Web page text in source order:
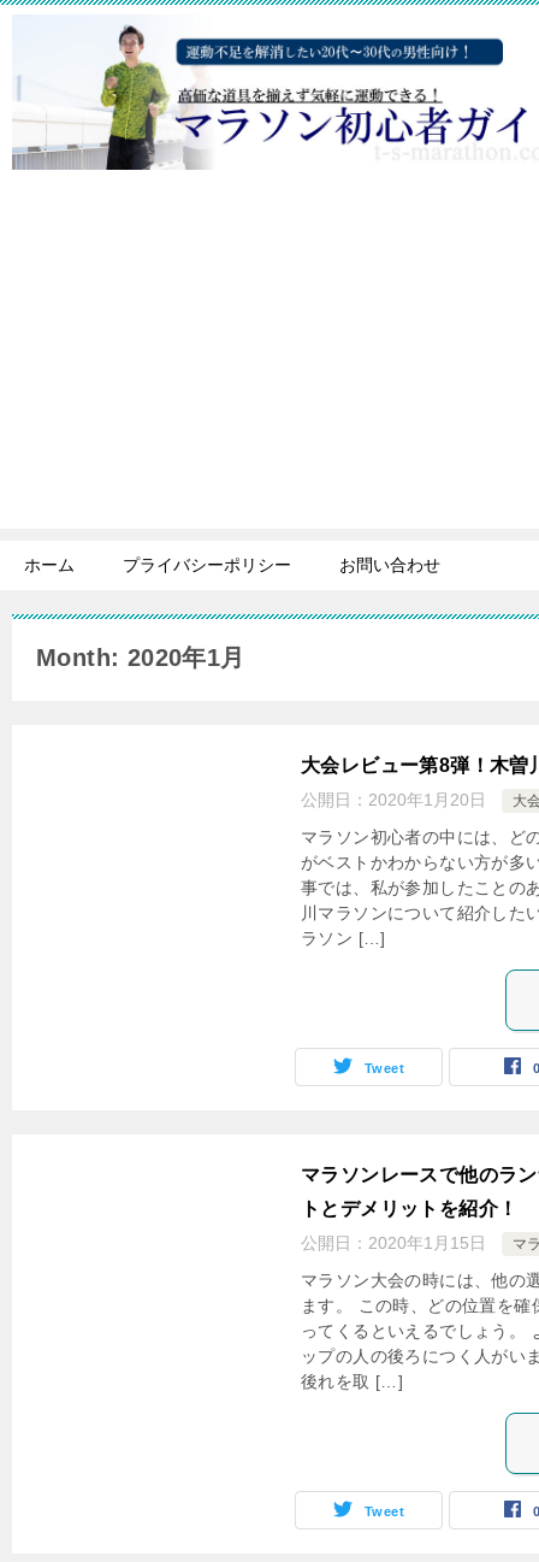
ホーム プライバシーポリシー お問い合わせ
Month: 2020年1月
大会レビュー第8弾！木曽
公開日： 2020年1月20日 大
マラソン初心者の中には、ど
がベストかわからない方が多
事では、私が参加したことの
川マラソンについて紹介し
ラソン […]
Tweet
マラソンレースで他のラ
トとデメリットを紹介！
公開日： 2020年1月15日 マ
マラソン大会の時には、他の
ます。 この時、どの位置を
ってくるといえるでしょう。
ップの人の後ろにつく人がい
後れを取 […]
Tweet